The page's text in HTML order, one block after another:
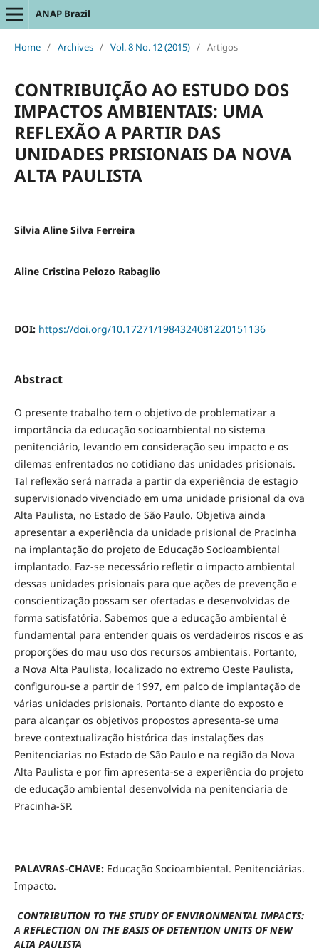
ANAP Brazil
Home / Archives / Vol. 8 No. 12 (2015) / Artigos
CONTRIBUIÇÃO AO ESTUDO DOS
IMPACTOS AMBIENTAIS: UMA
REFLEXÃO A PARTIR DAS
UNIDADES PRISIONAIS DA NOVA
ALTA PAULISTA
Silvia Aline Silva Ferreira
Aline Cristina Pelozo Rabaglio
DOI: https://doi.org/10.17271/1984324081220151136
Abstract
O presente trabalho tem o objetivo de problematizar a
importância da educação socioambiental no sistema
penitenciário, levando em consideração seu impacto e os
dilemas enfrentados no cotidiano das unidades prisionais.
Tal reflexão será narrada a partir da experiência de estagio
supervisionado vivenciado em uma unidade prisional da ova
Alta Paulista, no Estado de São Paulo. Objetiva ainda
apresentar a experiência da unidade prisional de Pracinha
na implantação do projeto de Educação Socioambiental
implantado. Faz-se necessário refletir o impacto ambiental
dessas unidades prisionais para que ações de prevenção e
conscientização possam ser ofertadas e desenvolvidas de
forma satisfatória. Sabemos que a educação ambiental é
fundamental para entender quais os verdadeiros riscos e as
proporções do mau uso dos recursos ambientais. Portanto,
a Nova Alta Paulista, localizado no extremo Oeste Paulista,
configurou-se a partir de 1997, em palco de implantação de
várias unidades prisionais. Portanto diante do exposto e
para alcançar os objetivos propostos apresenta-se uma
breve contextualização histórica das instalações das
Penitenciarias no Estado de São Paulo e na região da Nova
Alta Paulista e por fim apresenta-se a experiência do projeto
de educação ambiental desenvolvida na penitenciaria de
Pracinha-SP.
PALAVRAS-CHAVE:Educação Socioambiental. Penitenciárias.
Impacto.
CONTRIBUTION TO THE STUDY OF ENVIRONMENTAL IMPACTS:
A REFLECTION ON THE BASIS OF DETENTION UNITS OF NEW
ALTA PAULISTA